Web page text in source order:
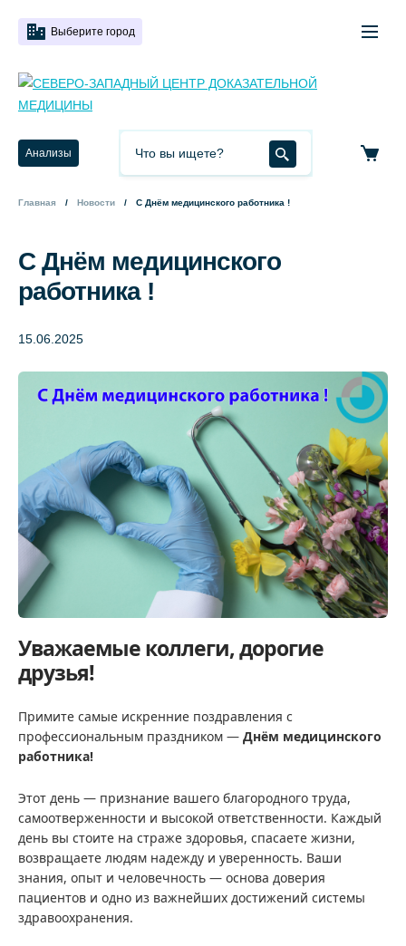
Выберите город
Анализы
Главная Новости С Днём медицинского работника !
С Днём медицинского
работника !
15.06.2025
Уважаемые коллеги, дорогие
друзья!
Примите самые искренние поздравления с
профессиональным праздником — Днём медицинского
работника!
Этот день — признание вашего благородного труда,
самоотверженности и высокой ответственности. Каждый
день вы стоите на страже здоровья, спасаете жизни,
возвращаете людям надежду и уверенность. Ваши
знания, опыт и человечность — основа доверия
пациентов и одно из важнейших достижений системы
здравоохранения.